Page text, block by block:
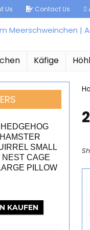
Us Contact Us
Käfige
SMALL
CAGE
PILLOW
KAUFEN